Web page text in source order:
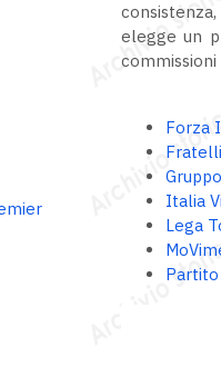
elegge un
Forza
Italia
Lega